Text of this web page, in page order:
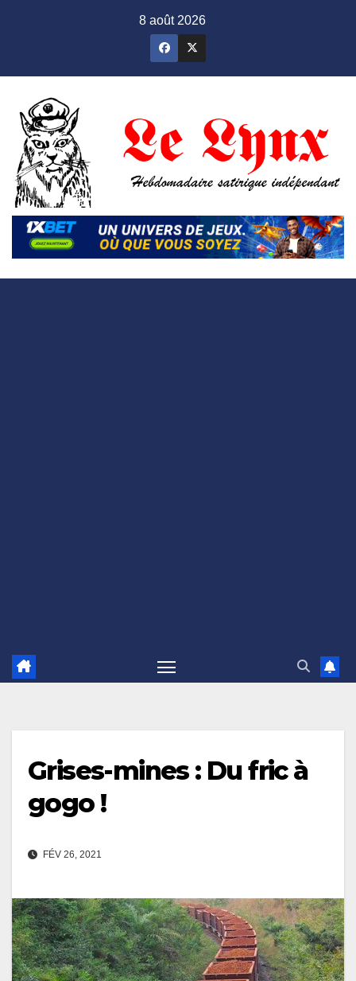
8 août 2026
Grises-mines : Du fric à
gogo !
FÉV 26, 2021